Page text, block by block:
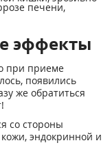
печени,
эффекты
при приеме
появились
же обратиться
со стороны
эндокринной и